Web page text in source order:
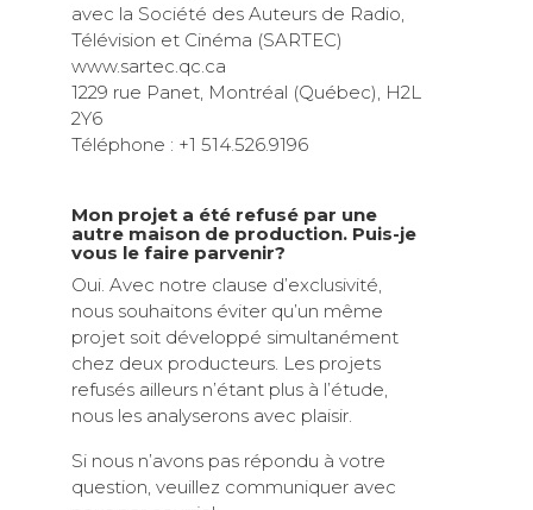
avec la Société des Auteurs de Radio,
Télévision et Cinéma (SARTEC)
www.sartec.qc.ca
1229 rue Panet, Montréal (Québec), H2L
2Y6
Téléphone : +1 514.526.9196
Mon projet a été refusé par une
autre maison de production. Puis-je
vous le faire parvenir?
Oui. Avec notre clause d’exclusivité,
nous souhaitons éviter qu’un même
projet soit développé simultanément
chez deux producteurs. Les projets
refusés ailleurs n’étant plus à l’étude,
nous les analyserons avec plaisir.
Si nous n’avons pas répondu à votre
question, veuillez communiquer avec